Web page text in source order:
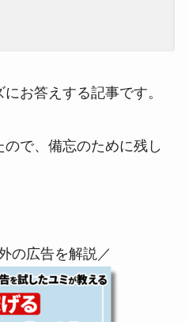
お答えする記事です。
で、備忘のために残し
の広告を解説／